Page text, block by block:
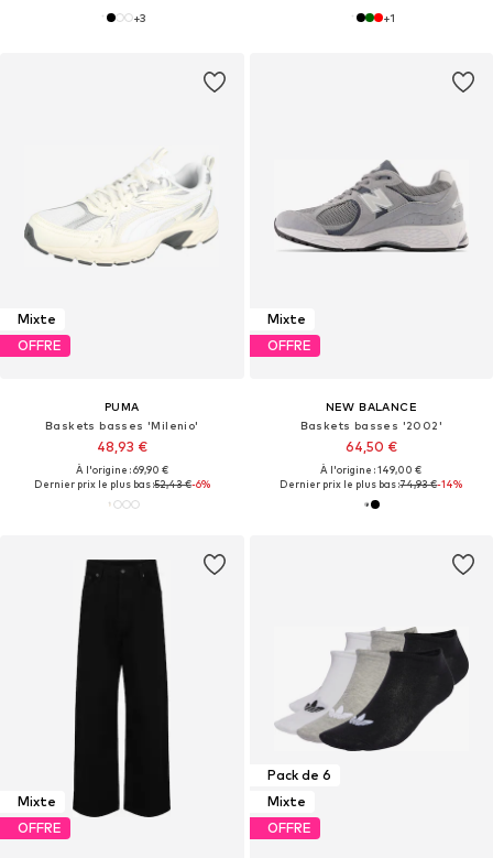
+3 +1
Mixte
OFFRE
PUMA
Baskets basses 'Milenio'
48,93 €
À l'origine : 69,90 €
Dernier prix le plus bas :52,43 €-6%
Mixte
OFFRE
NEW BALANCE
Baskets basses '2002'
64,50 €
À l'origine : 149,00 €
Dernier prix le plus bas :74,93 €-14%
Mixte
OFFRE
Pack de 6
Mixte
OFFRE